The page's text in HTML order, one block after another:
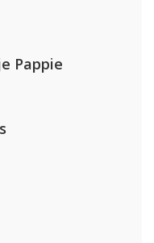
Pappie